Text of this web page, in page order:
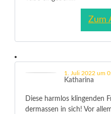
Zum
Katharina
1. Juli 2022 um
Diese harmlos klingenden
dermassen in sich! Vor